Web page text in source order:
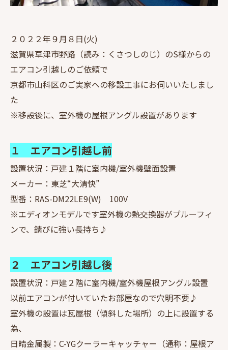
２０２２年９月８日(火)
滋賀県草津市野路（読み：くさつしのじ）のS様からの
エアコン引越しのご依頼で
京都市山科区のご実家への移設工事にお伺いいたしまし
た
※移設後に、室外機の屋根アングル設置があります
１ エアコン引越し前
設置状況：戸建１階に室内機/室外機壁面設置
メーカー：東芝“大清快”
型番：RAS-DM22LE9(W) 100V
※エディオンモデルです室外機の熱交換器がブルーフィ
ンで、錆びに強い長持ち♪
２ エアコン引越し後
設置状況：戸建２階に室内機/室外機屋根アングル設置
以前エアコンが付いていたお部屋なので穴明不要♪
室外機の設置は瓦屋根（傾斜した場所）の上に設置する
為、
日晴金属製：C-YGクーラーキャッチャー（通称：屋根ア